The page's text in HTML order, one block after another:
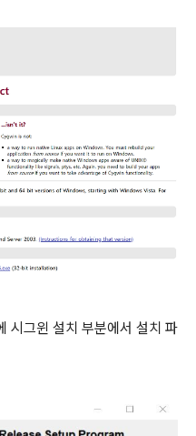
시그윈 설치 부분에서 설치 파